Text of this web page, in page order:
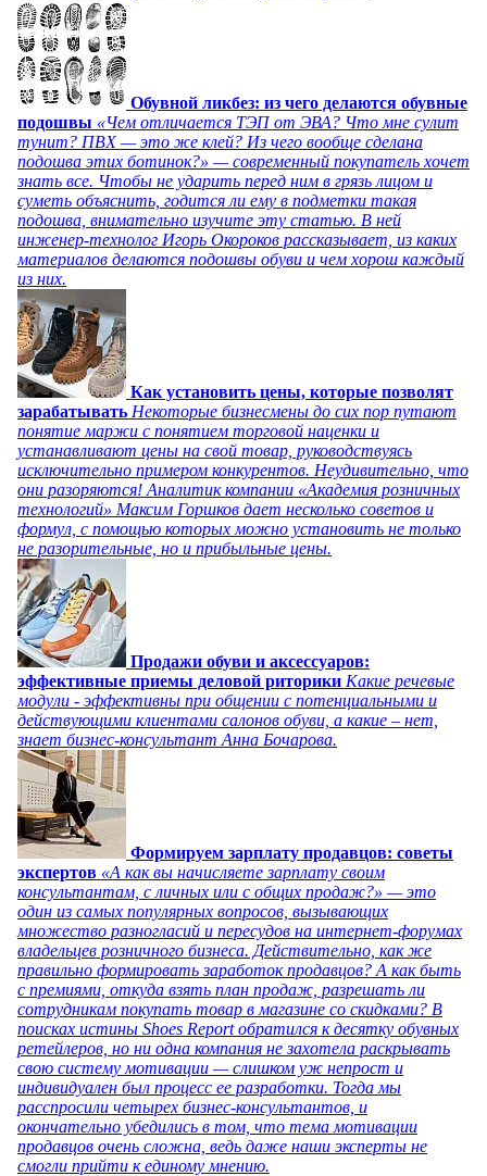
Обувной ликбез: из чего делаются обувные
подошвы «Чем отличается ТЭП от ЭВА? Что мне сулит
тунит? ПВХ — это же клей? Из чего вообще сделана
подошва этих ботинок?» — современный покупатель хочет
знать все. Чтобы не ударить перед ним в грязь лицом и
суметь объяснить, годится ли ему в подметки такая
подошва, внимательно изучите эту статью. В ней
инженер-технолог Игорь Окороков рассказывает, из каких
материалов делаются подошвы обуви и чем хорош каждый
из них.
Как установить цены, которые позволят
зарабатывать Некоторые бизнесмены до сих пор путают
понятие маржи с понятием торговой наценки и
устанавливают цены на свой товар, руководствуясь
исключительно примером конкурентов. Неудивительно, что
они разоряются! Аналитик компании «Академия розничных
технологий» Максим Горшков дает несколько советов и
формул, с помощью которых можно установить не только
не разорительные, но и прибыльные цены.
Продажи обуви и аксессуаров:
эффективные приемы деловой риторики Какие речевые
модули - эффективны при общении с потенциальными и
действующими клиентами салонов обуви, а какие – нет,
знает бизнес-консультант Анна Бочарова.
Формируем зарплату продавцов: советы
экспертов «А как вы начисляете зарплату своим
консультантам, с личных или с общих продаж?» — это
один из самых популярных вопросов, вызывающих
множество разногласий и пересудов на интернет-форумах
владельцев розничного бизнеса. Действительно, как же
правильно формировать заработок продавцов? А как быть
с премиями, откуда взять план продаж, разрешать ли
сотрудникам покупать товар в магазине со скидками? В
поисках истины Shoes Report обратился к десятку обувных
ретейлеров, но ни одна компания не захотела раскрывать
свою систему мотивации — слишком уж непрост и
индивидуален был процесс ее разработки. Тогда мы
расспросили четырех бизнес-консультантов, и
окончательно убедились в том, что тема мотивации
продавцов очень сложна, ведь даже наши эксперты не
смогли прийти к единому мнению.